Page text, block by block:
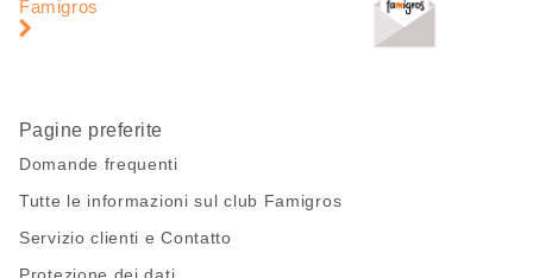
pagina
Famigros
Pagine preferite
Domande frequenti
Tutte le informazioni sul club Famigros
Servizio clienti e Contatto